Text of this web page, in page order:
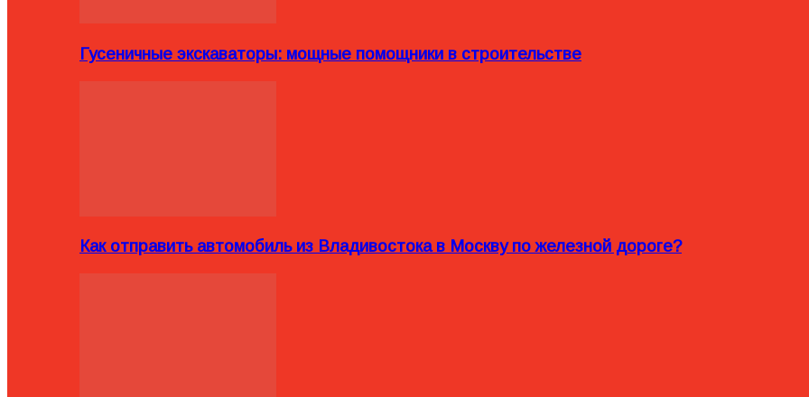
Гусеничные экскаваторы: мощные помощники в строительстве
Как отправить автомобиль из Владивостока в Москву по железной дороге?